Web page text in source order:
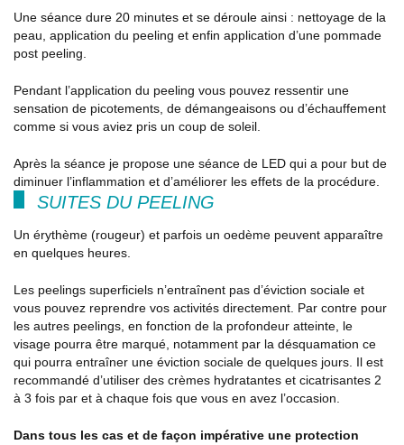
Une séance dure 20 minutes et se déroule ainsi : nettoyage de la
peau, application du peeling et enfin application d’une pommade
post peeling.
Pendant l’application du peeling vous pouvez ressentir une
sensation de picotements, de démangeaisons ou d’échauffement
comme si vous aviez pris un coup de soleil.
Après la séance je propose une séance de LED qui a pour but de
diminuer l’inflammation et d’améliorer les effets de la procédure.
SUITES DU PEELING
Un érythème (rougeur) et parfois un oedème peuvent apparaître
en quelques heures.
Les peelings superficiels n’entraînent pas d’éviction sociale et
vous pouvez reprendre vos activités directement. Par contre pour
les autres peelings, en fonction de la profondeur atteinte, le
visage pourra être marqué, notamment par la désquamation ce
qui pourra entraîner une éviction sociale de quelques jours. Il est
recommandé d’utiliser des crèmes hydratantes et cicatrisantes 2
à 3 fois par et à chaque fois que vous en avez l’occasion.
Dans tous les cas et de façon impérative une protection